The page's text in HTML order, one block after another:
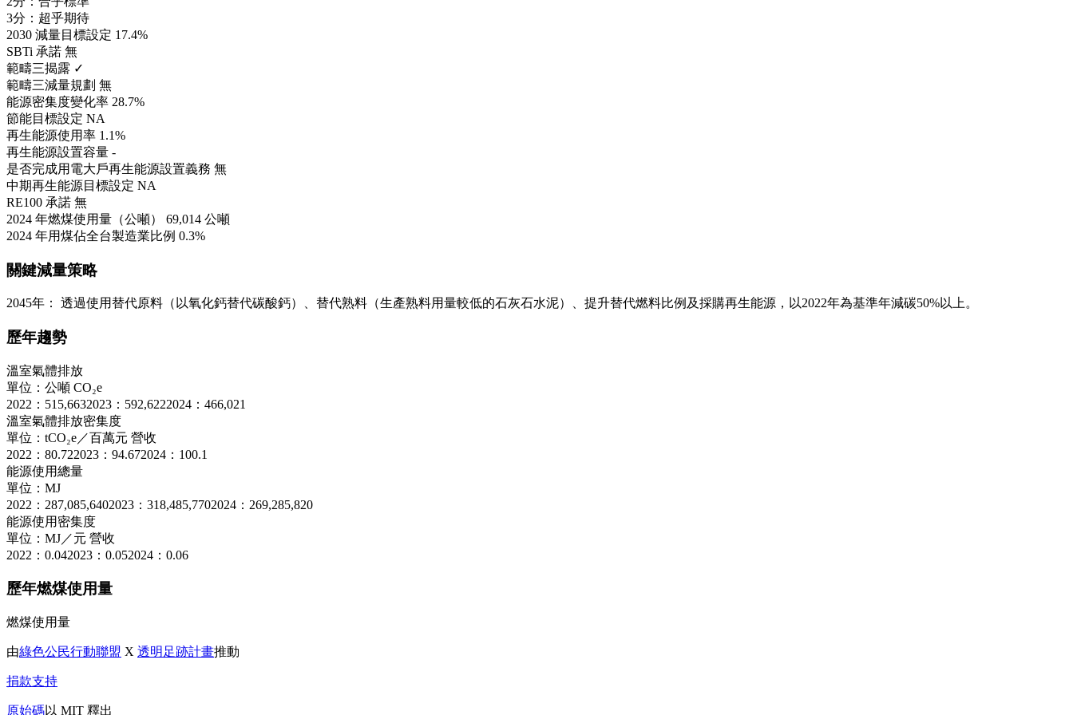
3分：超乎期待
2030 減量目標設定 17.4%
SBTi 承諾 無
範疇三揭露 ✓
範疇三減量規劃 無
能源密集度變化率 28.7%
節能目標設定 NA
再生能源使用率 1.1%
再生能源設置容量 -
是否完成用電大戶再生能源設置義務 無
中期再生能源目標設定 NA
RE100 承諾 無
2024 年燃煤使用量（公噸） 69,014 公噸
2024 年用煤佔全台製造業比例 0.3%
關鍵減量策略
2045年： 透過使用替代原料（以氧化鈣替代碳酸鈣）、替代熟料（生產熟料用量較低的石灰石水泥）、提升替代燃料比例及採購再生能源，以2022年為基準年減碳50%以上。
歷年趨勢
溫室氣體排放
單位：公噸 CO₂e
2022：515,6632023：592,6222024：466,021
溫室氣體排放密集度
單位：tCO₂e／百萬元 營收
2022：80.722023：94.672024：100.1
能源使用總量
單位：MJ
2022：287,085,6402023：318,485,7702024：269,285,820
能源使用密集度
單位：MJ／元 營收
2022：0.042023：0.052024：0.06
歷年燃煤使用量
燃煤使用量
由綠色公民行動聯盟 X 透明足跡計畫推動
捐款支持
原始碼以 MIT 釋出